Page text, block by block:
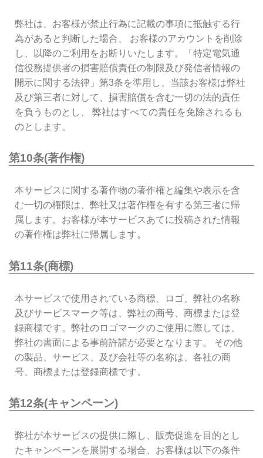
弊社は、お客様が禁止行為に記載の事項に抵触する行
為があると判断した場合、 お客様のアカウントを削除
し、以降のご利用をお断りいたします。「特定電気通
信役務提供者の損害賠償責任の制限及び発信者情報の
開示に関する法律」第3条を準用し、当該お客様は弊社
及び第三者に対して、損害賠償を含む一切の法的責任
を負うものとし、 弊社はすべての責任を免除されるも
のとします。
第10条(著作権)
本サービスに関する著作物の著作権と編集や表示を含
む一切の権限は、弊社又は著作権を有する第三者に帰
属します。お客様が本サービスあてに投稿された情報
の著作権は弊社に帰属します。
第11条(商標)
本サービスで使用されている商標、ロゴ、弊社の名称
及びサービスマーク等は、弊社の商号、商標または登
録商標です。弊社のロゴマークのご使用に際しては、
弊社の書面による事前許諾が必要となります。 その他
の製品、サービス、及び会社等の名称は、各社の商
号、商標または登録商標です。
第12条(キャンペーン)
弊社が本サービスの提供に際し、販売促進を目的とし
たキャンペーンを展開する場合、お客様は以下の条件